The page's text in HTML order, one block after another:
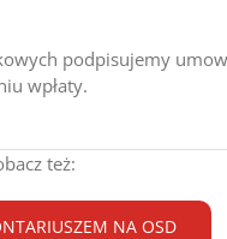
podpisujemy
wpłaty.
też:
NA OSD